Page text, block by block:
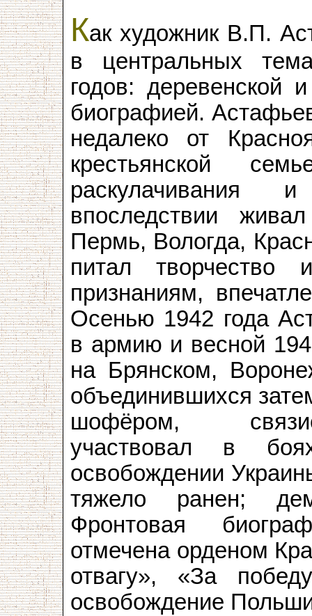
Как художник В.П.
в центральных
годов: деревенской
биографией.
недалеко от
крестьянской
впоследствии
Пермь, Вологда,
питал
признаниям,
Осенью 1942 года
в армию и весной
на Брянском,
объединившихся
шофёром,
участвовал в
освобождении
тяжело ранен;
Фронтовая
отмечена орденом
отвагу», «За
освобождение